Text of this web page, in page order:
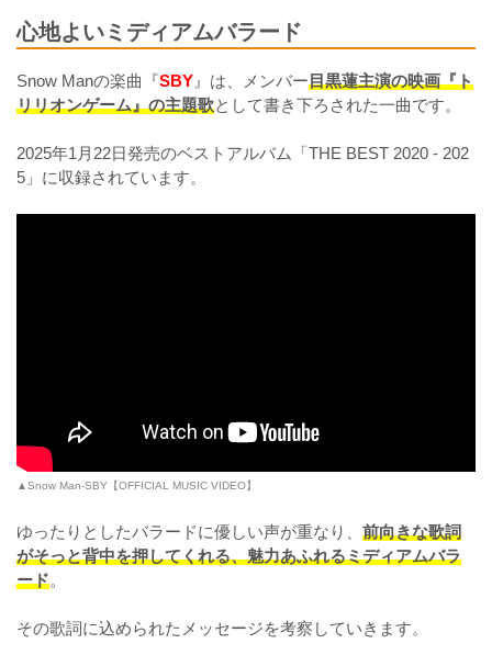
心地よいミディアムバラード
Snow Manの楽曲『SBY 』は、メンバー目黒蓮主演の映画『ト
リリオンゲーム』の主題歌として書き下ろされた一曲です。
2025年1月22日発売のベストアルバム「THE BEST 2020 - 202
5」に収録されています。
▲Snow Man-SBY【OFFICIAL MUSIC VIDEO】
ゆったりとしたバラードに優しい声が重なり、 前向きな歌詞
がそっと背中を押してくれる、魅力あふれるミディアムバラ
ード。
その歌詞に込められたメッセージを考察していきます。